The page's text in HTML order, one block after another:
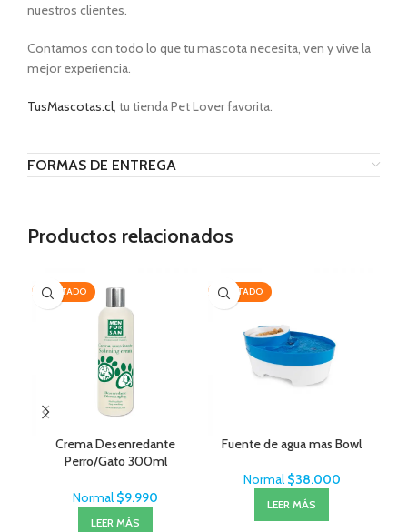
nuestros clientes.
Contamos con todo lo que tu mascota necesita, ven y vive la
mejor experiencia.
TusMascotas.cl, tu tienda Pet Lover favorita.
FORMAS DE ENTREGA
Productos relacionados
AGOTADO
Crema Desenredante
Perro/Gato 300ml
Normal $9.990
LEER MÁS
AGOTADO
Fuente de agua mas Bowl
Normal $38.000
LEER MÁS